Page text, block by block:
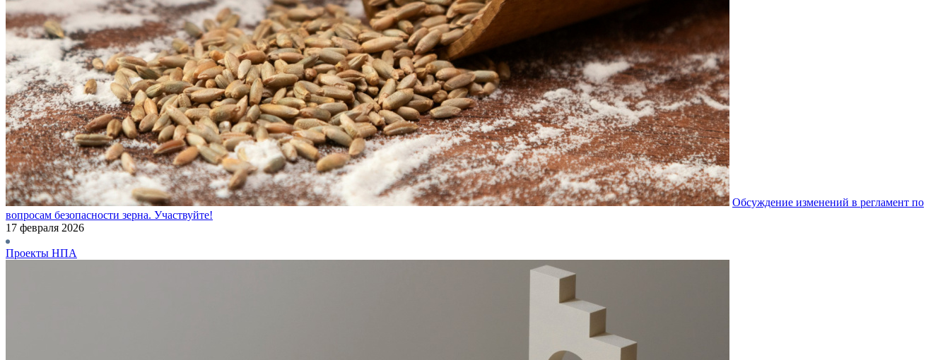
Обсуждение изменений в регламент по
вопросам безопасности зерна. Участвуйте!
17 февраля 2026
Проекты НПА